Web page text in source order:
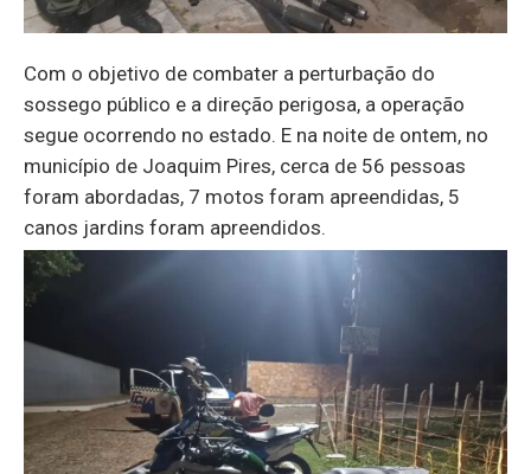
Com o objetivo de combater a perturbação do
sossego público e a direção perigosa, a operação
segue ocorrendo no estado. E na noite de ontem, no
município de Joaquim Pires, cerca de 56 pessoas
foram abordadas, 7 motos foram apreendidas, 5
canos jardins foram apreendidos.